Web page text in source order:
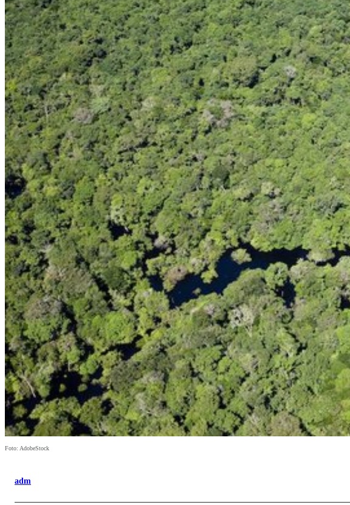
Foto: AdobeStock
adm